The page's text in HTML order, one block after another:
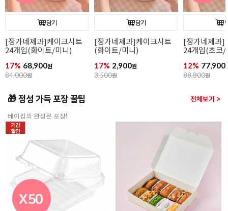
담기
[장가네제과]케이크시트
24개입(화이트/미니)
17% 68,900원
84,000원
담기
[장가네제과]케이크시트
(화이트/미니)
17% 2,900원
3,500원
[장가네제과]
24개입(초코/
12% 77,900
88,800원
🎁 정성 가득 포장 꿀팁 전체보기 >
베이킹의 완성은 포장!
기간
할인